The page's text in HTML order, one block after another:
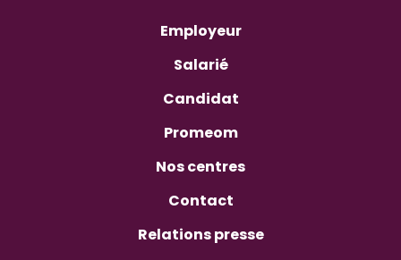
Employeur
Salarié
Candidat
Promeom
Nos centres
Contact
Relations presse